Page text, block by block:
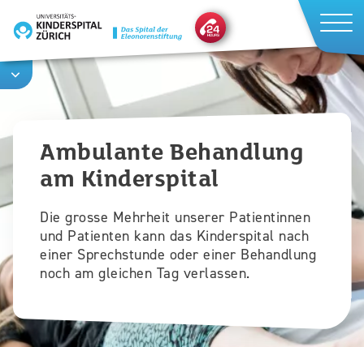
zum
Inhalt
Ambulante Behandlung
am Kinderspital
Die grosse Mehrheit unserer Patientinnen
und Patienten kann das Kinderspital nach
einer Sprechstunde oder einer Behandlung
noch am gleichen Tag verlassen.